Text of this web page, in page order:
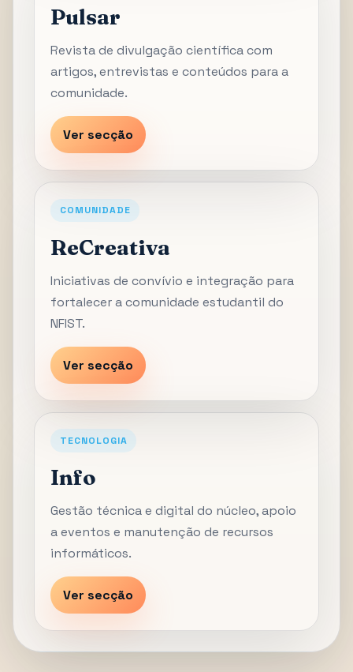
Pulsar
Revista de divulgação científica com
artigos, entrevistas e conteúdos para a
comunidade.
Ver secção
COMUNIDADE
ReCreativa
Iniciativas de convívio e integração para
fortalecer a comunidade estudantil do
NFIST.
Ver secção
TECNOLOGIA
Info
Gestão técnica e digital do núcleo, apoio
a eventos e manutenção de recursos
informáticos.
Ver secção